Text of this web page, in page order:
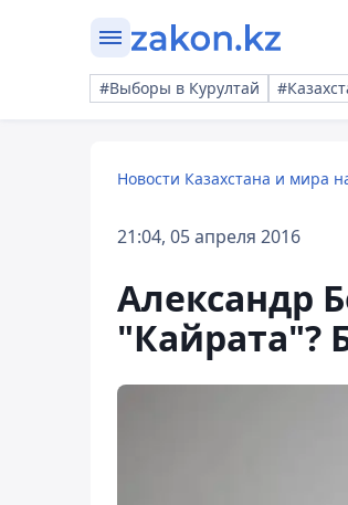
#Выборы в Курултай
Новости Казахстана и мира
21:04, 05 апреля 2016
Александр
"Кайрата"?